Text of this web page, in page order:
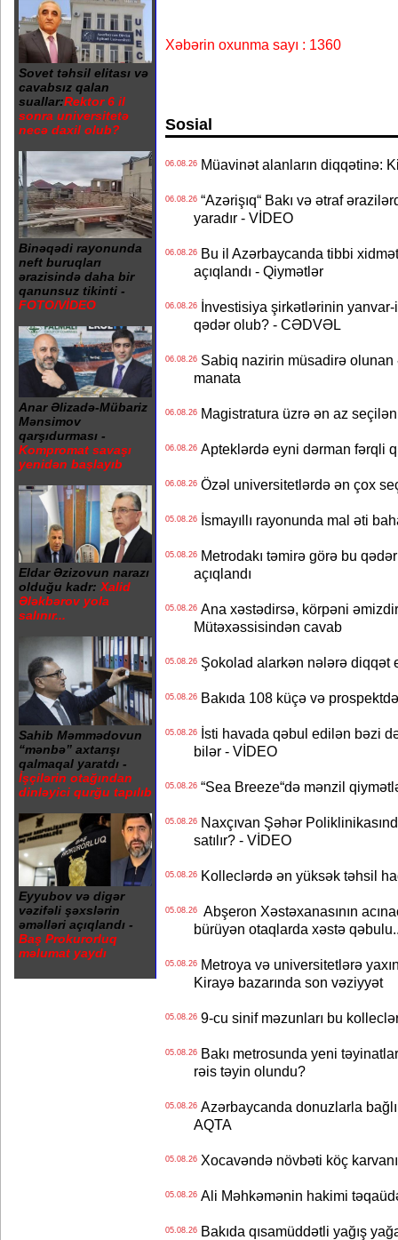
Sovet təhsil elitası və
cavabsız qalan
suallar:Rektor 6 il
sonra universitetə
necə daxil olub?
Binəqədi rayonunda
neft buruqları
ərazisində daha bir
qanunsuz tikinti -
FOTO/VİDEO
Anar Əlizadə-Mübariz
Mənsimov
qarşıdurması -
Kompromat savaşı
yenidən başlayıb
Eldar Əzizovun narazı
olduğu kadr: Xalid
Ələkbərov yola
salınır...
Sahib Məmmədovun
“mənbə” axtarışı
qalmaqal yaratdı -
İşçilərin otağından
dinləyici qurğu tapılıb
Eyyubov və digər
vəzifəli şəxslərin
əməlləri açıqlandı -
Baş Prokurorluq
məlumat yaydı
Xəbərin oxunma sayı : 1360
Sosial
06.08.26Müavinət alanların diqqətinə:
06.08.26“Azərişıq“ Bakı və ətraf
yaradır - VİDEO
06.08.26Bu il Azərbaycanda tibbi
açıqlandı - Qiymətlər
06.08.26İnvestisiya şirkətlərinin yanvar-
qədər olub? - CƏDVƏL
06.08.26Sabiq nazirin müsadirə olunan
manata
06.08.26Magistratura üzrə ən az
06.08.26Apteklərdə eyni dərman fərqli
06.08.26Özəl universitetlərdə ən çox
05.08.26İsmayıllı rayonunda mal əti
05.08.26Metrodakı təmirə görə bu
açıqlandı
05.08.26Ana xəstədirsə, körpəni
Mütəxəssisindən cavab
05.08.26Şokolad alarkən nələrə diqqət
05.08.26Bakıda 108 küçə və
05.08.26İsti havada qəbul edilən bəzi
bilər - VİDEO
05.08.26“Sea Breeze“də mənzil
05.08.26Naxçıvan Şəhər
satılır? - VİDEO
05.08.26Kolleclərdə ən yüksək təhsil
05.08.26Abşeron Xəstəxanasının
bürüyən otaqlarda xəstə
05.08.26Metroya və universitetlərə
Kirayə bazarında son vəziyyət
05.08.269-cu sinif məzunları bu
05.08.26Bakı metrosunda yeni
rəis təyin olundu?
05.08.26Azərbaycanda donuzlarla
AQTA
05.08.26Xocavəndə növbəti köç
05.08.26Ali Məhkəmənin hakimi
05.08.26Bakıda qısamüddətli yağış